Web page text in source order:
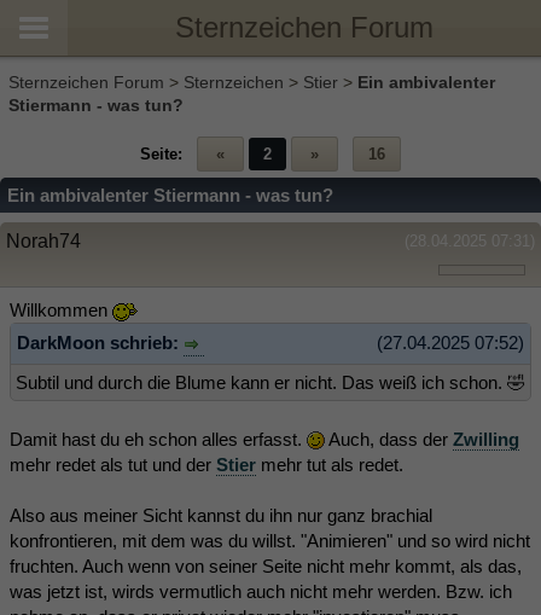
Sternzeichen Forum
Sternzeichen Forum > Sternzeichen > Stier > Ein ambivalenter
Stiermann - was tun?
Seite: « 2 » 16
Ein ambivalenter Stiermann - was tun?
(28.04.2025 07:31)
Norah74
Willkommen
(27.04.2025 07:52)
DarkMoon schrieb:
Subtil und durch die Blume kann er nicht. Das weiß ich schon. 🤣
Damit hast du eh schon alles erfasst. Auch, dass der Zwilling
mehr redet als tut und der Stier mehr tut als redet.
Also aus meiner Sicht kannst du ihn nur ganz brachial
konfrontieren, mit dem was du willst. "Animieren" und so wird nicht
fruchten. Auch wenn von seiner Seite nicht mehr kommt, als das,
was jetzt ist, wirds vermutlich auch nicht mehr werden. Bzw. ich